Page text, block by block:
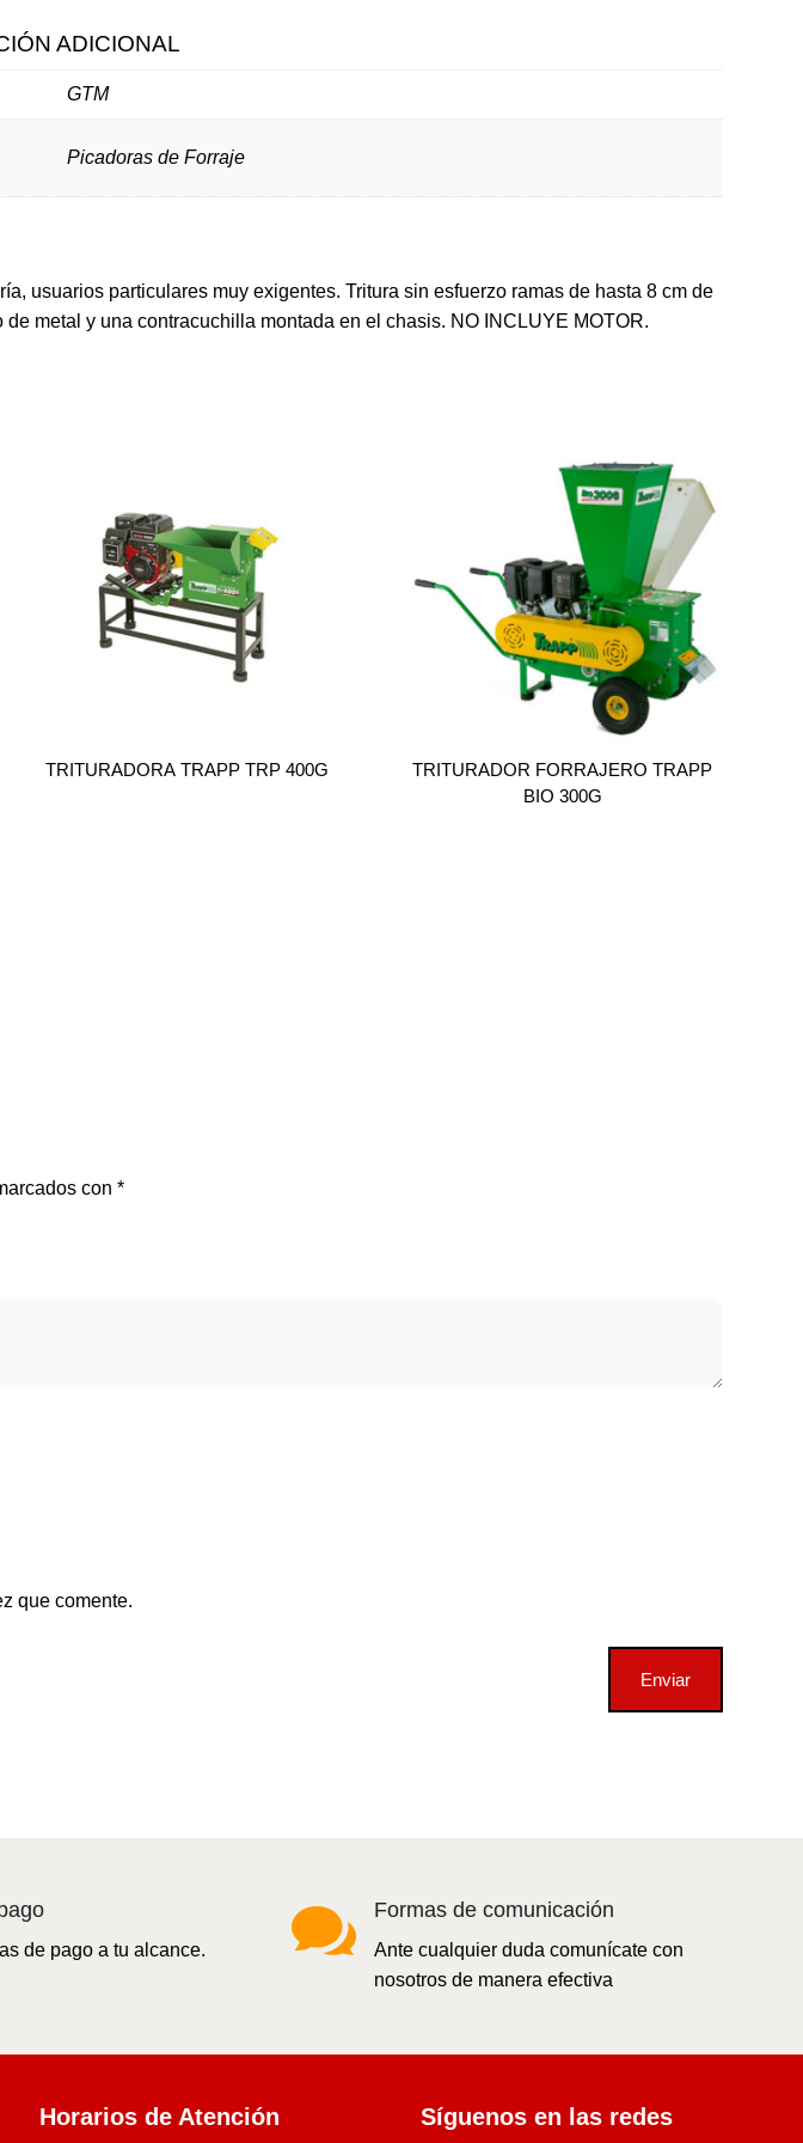
ADICIONAL
GTM
Picadoras de Forraje
usuarios particulares muy exigentes. Tritura sin esfuerzo ramas de hasta 8 cm de
metal y una contracuchilla montada en el chasis. NO INCLUYE MOTOR.
TRITURADORA TRAPP TRP 400G
TRITURADOR FORRAJERO TRAPP
BIO 300G
con*
que comente.
Enviar
de pago a tu alcance.  Formas de comunicación
Ante cualquier duda comunícate con
nosotros de manera efectiva
Horarios de Atención Síguenos en las redes